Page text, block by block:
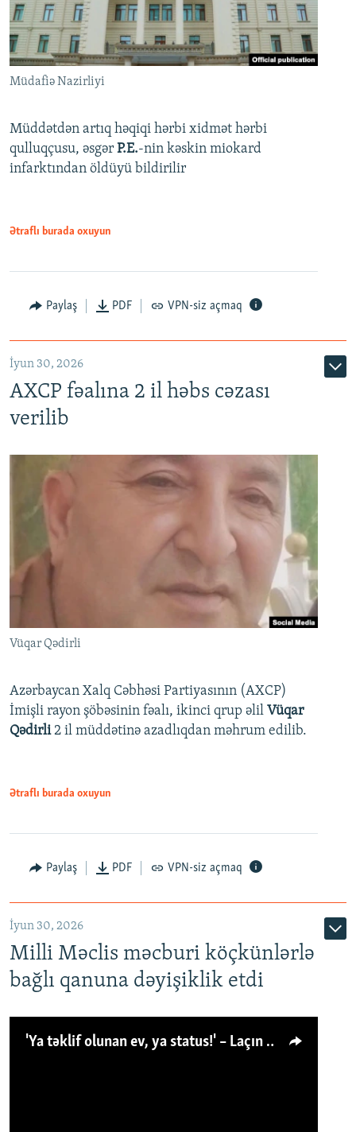
Müdafiə Nazirliyi
Müddətdən artıq həqiqi hərbi xidmət hərbi
qulluqçusu, əsgər P.E.-nin kəskin miokard
infarktından öldüyü bildirilir
Ətraflı burada oxuyun
Paylaş PDF VPN-siz açmaq
İyun 30, 2026
AXCP fəalına 2 il həbs cəzası
verilib
Vüqar Qədirli
Azərbaycan Xalq Cəbhəsi Partiyasının (AXCP)
İmişli rayon şöbəsinin fəalı, ikinci qrup əlil Vüqar
Qədirli2 il müddətinə azadlıqdan məhrum edilib.
Ətraflı burada oxuyun
Paylaş PDF VPN-siz açmaq
İyun 30, 2026
Milli Məclis məcburi köçkünlərlə
bağlı qanuna dəyişiklik etdi
'Ya təklif olunan ev, ya status!' – Laçın köçkünü: 'Laçından başqa heç hara!'